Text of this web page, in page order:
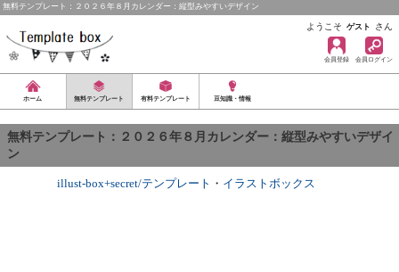
無料テンプレート：２０２６年８月カレンダー：縦型みやすいデザイン
ようこそ ゲスト さん
会員登録 会員ログイン
ホーム 無料テンプレート 有料テンプレート 豆知識・情報
無料テンプレート：２０２６年８月カレンダー：縦型みやすいデザイ
ン
illust-box+secret/テンプレート ・ イラストボックス